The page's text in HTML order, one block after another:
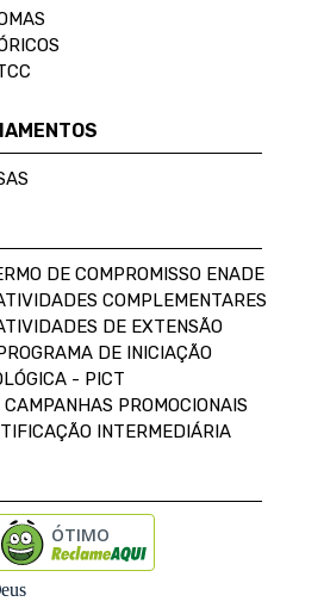
DE COMPROMISSO ENADE
COMPLEMENTARES
DE EXTENSÃO
DE INICIAÇÃO
- PICT
PROMOCIONAIS
INTERMEDIÁRIA
ÓTIMO